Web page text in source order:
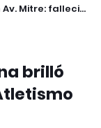
Mitre: falleció
brilló